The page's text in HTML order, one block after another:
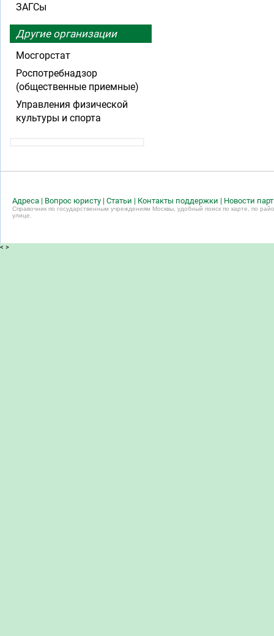
ЗАГСы
Другие организации
Мосгорстат
Роспотребнадзор
(общественные приемные)
Управления физической
культуры и спорта
Адреса | Вопрос юристу | Статьи | Контакты поддержки | Новости
Справочник по государственным учреждениям Москвы, удобный поиск по карте, по
улице.
< >